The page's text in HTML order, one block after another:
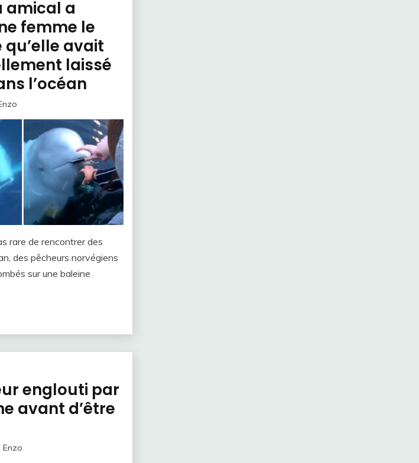
amical a
femme le
avait
laissé
l’océan
rare de rencontrer des
des pêcheurs norvégiens
sur une baleine
englouti par
avant d’être
Enzo